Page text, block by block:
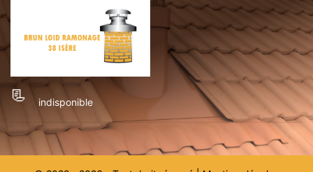
indisponible